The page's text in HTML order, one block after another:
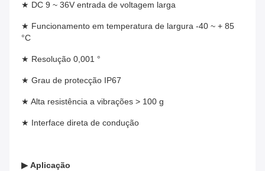
★ DC 9 ~ 36V entrada de voltagem larga
★ Funcionamento em temperatura de largura -40 ~ + 85
°C
★ Resolução 0,001 °
★ Grau de protecção IP67
★ Alta resistência a vibrações > 100 g
★ Interface direta de condução
▶ Aplicação